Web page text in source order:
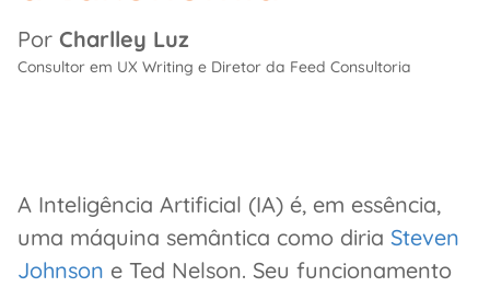
Por Charlley Luz
Consultor em UX Writing e Diretor da Feed Consultoria
A Inteligência Artificial (IA) é, em essência,
uma máquina semântica como diria Steven
Johnson e Ted Nelson. Seu funcionamento